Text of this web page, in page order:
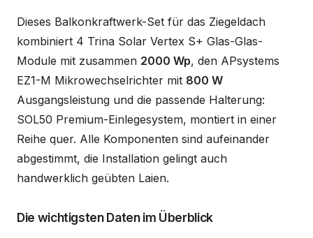
Dieses Balkonkraftwerk-Set für das Ziegeldach
kombiniert 4 Trina Solar Vertex S+ Glas-Glas-
Module mit zusammen 2000 Wp, den APsystems
EZ1-M Mikrowechselrichter mit 800 W
Ausgangsleistung und die passende Halterung:
SOL50 Premium-Einlegesystem, montiert in einer
Reihe quer. Alle Komponenten sind aufeinander
abgestimmt, die Installation gelingt auch
handwerklich geübten Laien.
Die wichtigsten Daten im Überblick